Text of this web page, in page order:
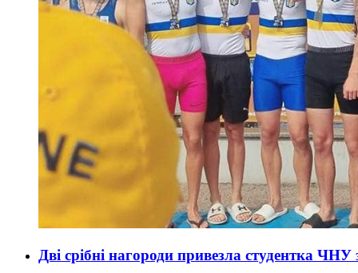
Дві срібні нагороди привезла студентка